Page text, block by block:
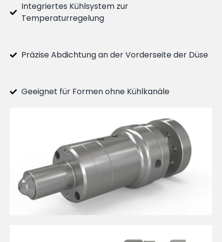
Integriertes Kühlsystem zur
Temperaturregelung
Präzise Abdichtung an der Vorderseite der Düse
Geeignet für Formen ohne Kühlkanäle